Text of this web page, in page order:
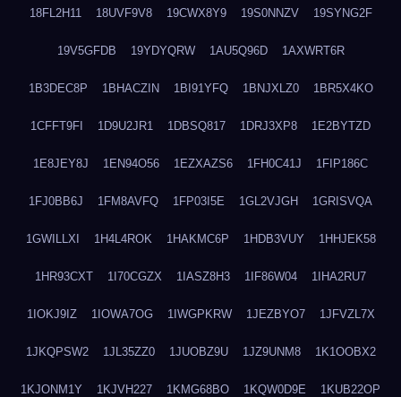
18FL2H11 18UVF9V8 19CWX8Y9 19S0NNZV 19SYNG2F
19V5GFDB 19YDYQRW 1AU5Q96D 1AXWRT6R
1B3DEC8P 1BHACZIN 1BI91YFQ 1BNJXLZ0 1BR5X4KO
1CFFT9FI 1D9U2JR1 1DBSQ817 1DRJ3XP8 1E2BYTZD
1E8JEY8J 1EN94O56 1EZXAZS6 1FH0C41J 1FIP186C
1FJ0BB6J 1FM8AVFQ 1FP03I5E 1GL2VJGH 1GRISVQA
1GWILLXI 1H4L4ROK 1HAKMC6P 1HDB3VUY 1HHJEK58
1HR93CXT 1I70CGZX 1IASZ8H3 1IF86W04 1IHA2RU7
1IOKJ9IZ 1IOWA7OG 1IWGPKRW 1JEZBYO7 1JFVZL7X
1JKQPSW2 1JL35ZZ0 1JUOBZ9U 1JZ9UNM8 1K1OOBX2
1KJONM1Y 1KJVH227 1KMG68BO 1KQW0D9E 1KUB22OP